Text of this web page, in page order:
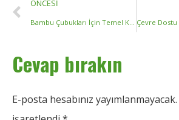
ÖNCESI
Bambu Çubukları İçin Temel Kılavuz: Sürdürülebilir Yaşam için Çok Yönlülük ve Canlılıktan Yararlanma
Cevap bırakın
E-posta hesabınız yayımlanmayacak.